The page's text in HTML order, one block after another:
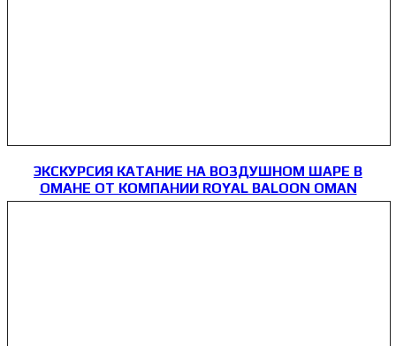
ЭКСКУРСИЯ КАТАНИЕ НА ВОЗДУШНОМ ШАРЕ В
ОМАНЕ ОТ КОМПАНИИ ROYAL BALOON OMAN